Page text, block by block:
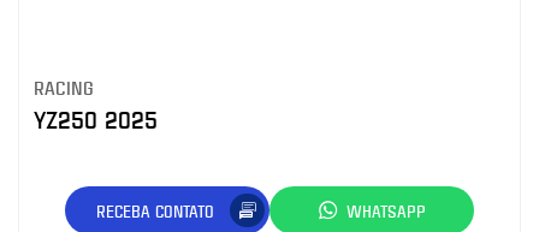
RACING
YZ250 2025
RECEBA CONTATO WHATSAPP